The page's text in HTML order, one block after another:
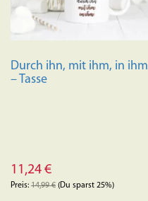
Durch ihn, mit ihm, in ihm
– Tasse
11,24 €
Preis: 14,99€ (Du sparst 25%)